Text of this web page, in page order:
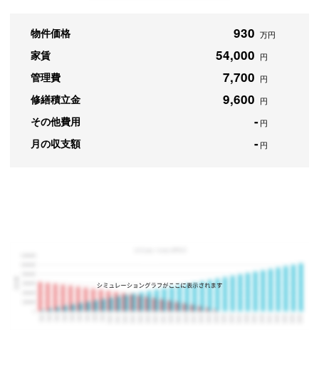
物件価格 930 万円
家賃 54,000 円
管理費 7,700 円
修繕積立金 9,600 円
その他費用 - 円
月の収支額 - 円